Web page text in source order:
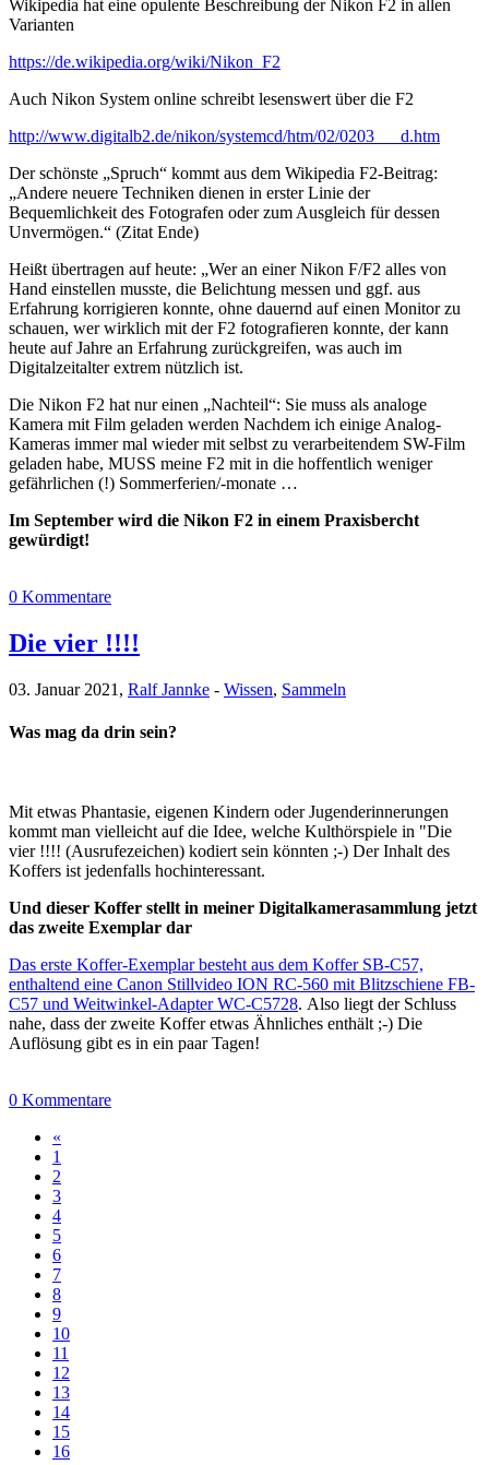
Wikipedia hat eine opulente Beschreibung der Nikon F2 in allen
Varianten
https://de.wikipedia.org/wiki/Nikon_F2
Auch Nikon System online schreibt lesenswert über die F2
http://www.digitalb2.de/nikon/systemcd/htm/02/0203___d.htm
Der schönste „Spruch“ kommt aus dem Wikipedia F2-Beitrag:
„Andere neuere Techniken dienen in erster Linie der
Bequemlichkeit des Fotografen oder zum Ausgleich für dessen
Unvermögen.“ (Zitat Ende)
Heißt übertragen auf heute: „Wer an einer Nikon F/F2 alles von
Hand einstellen musste, die Belichtung messen und ggf. aus
Erfahrung korrigieren konnte, ohne dauernd auf einen Monitor zu
schauen, wer wirklich mit der F2 fotografieren konnte, der kann
heute auf Jahre an Erfahrung zurückgreifen, was auch im
Digitalzeitalter extrem nützlich ist.
Die Nikon F2 hat nur einen „Nachteil“: Sie muss als analoge
Kamera mit Film geladen werden Nachdem ich einige Analog-
Kameras immer mal wieder mit selbst zu verarbeitendem SW-Film
geladen habe, MUSS meine F2 mit in die hoffentlich weniger
gefährlichen (!) Sommerferien/-monate …
Im September wird die Nikon F2 in einem Praxisbercht
gewürdigt!
0 Kommentare
Die vier !!!!
03. Januar 2021, Ralf Jannke - Wissen, Sammeln
Was mag da drin sein?
Mit etwas Phantasie, eigenen Kindern oder Jugenderinnerungen
kommt man vielleicht auf die Idee, welche Kulthörspiele in "Die
vier !!!! (Ausrufezeichen) kodiert sein könnten ;-) Der Inhalt des
Koffers ist jedenfalls hochinteressant.
Und dieser Koffer stellt in meiner Digitalkamerasammlung jetzt
das zweite Exemplar dar
Das erste Koffer-Exemplar besteht aus dem Koffer SB-C57,
enthaltend eine Canon Stillvideo ION RC-560 mit Blitzschiene FB-
C57 und Weitwinkel-Adapter WC-C5728. Also liegt der Schluss
nahe, dass der zweite Koffer etwas Ähnliches enthält ;-) Die
Auflösung gibt es in ein paar Tagen!
0 Kommentare
«
1
2
3
4
5
6
7
8
9
10
11
12
13
14
15
16